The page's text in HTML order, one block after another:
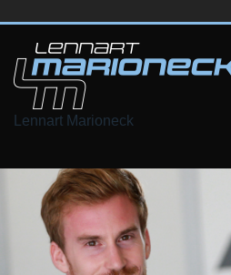
Lennart Marioneck
HOME
NEWS
ERFOLGE